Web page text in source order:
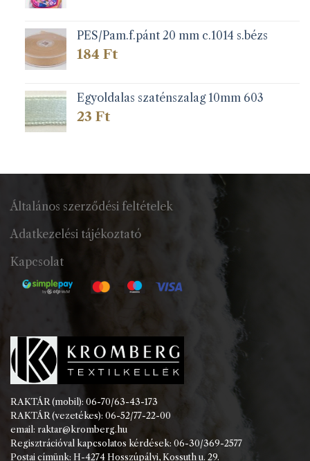
PES/Pam.f.pánt 20 mm c.1014 s.bézs
184 Ft
Egyoldalas szaténszalag 10mm 603
23 Ft
Általános szerződési feltételek
Adatkezelési tájékoztató
Kapcsolat
RAKTÁR (mobil): 06-70/63-43-173
RAKTÁR (vezetékes): 06-52/77-22-00
email: raktar@kromberg.hu
Regisztrációval kapcsolatos kérdések: 06-30/369-2577
Postai címünk: H-4274 Hosszúpályi, Kossuth u. 29.